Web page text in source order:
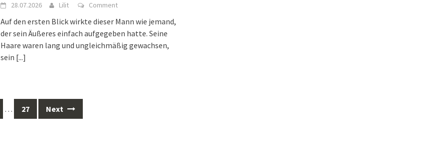
28.07.2026 Lilit Comment
Auf den ersten Blick wirkte dieser Mann wie jemand,
der sein Äußeres einfach aufgegeben hatte. Seine
Haare waren lang und ungleichmäßig gewachsen,
sein [...]
… 27 Next